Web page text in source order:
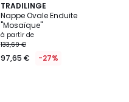
TRADILINGE
Nappe Ovale Enduite
"Mosaïque"
à partir de
133,69 €
97,65 € -27%